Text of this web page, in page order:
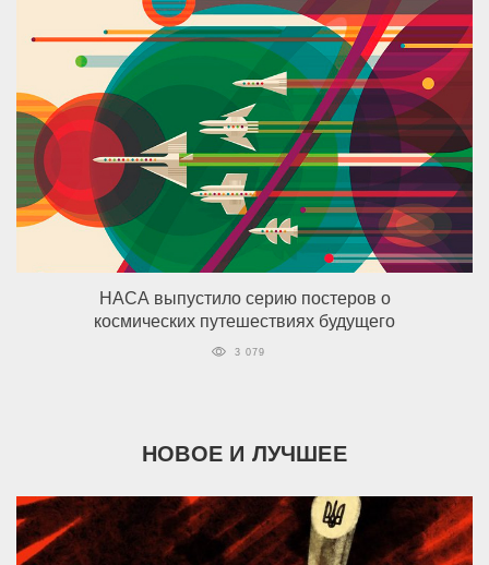
НАСА выпустило серию постеров о
космических путешествиях будущего
3 079
НОВОЕ И ЛУЧШЕЕ